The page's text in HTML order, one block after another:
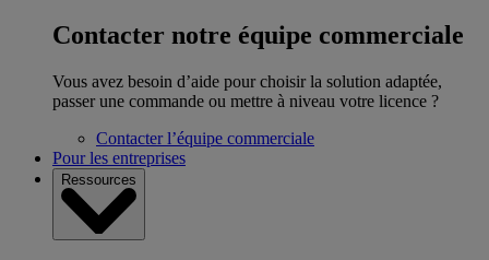
Contacter notre équipe commerciale
Vous avez besoin d’aide pour choisir la solution adaptée,
passer une commande ou mettre à niveau votre licence ?
Contacter l’équipe commerciale
Pour les entreprises
Ressources